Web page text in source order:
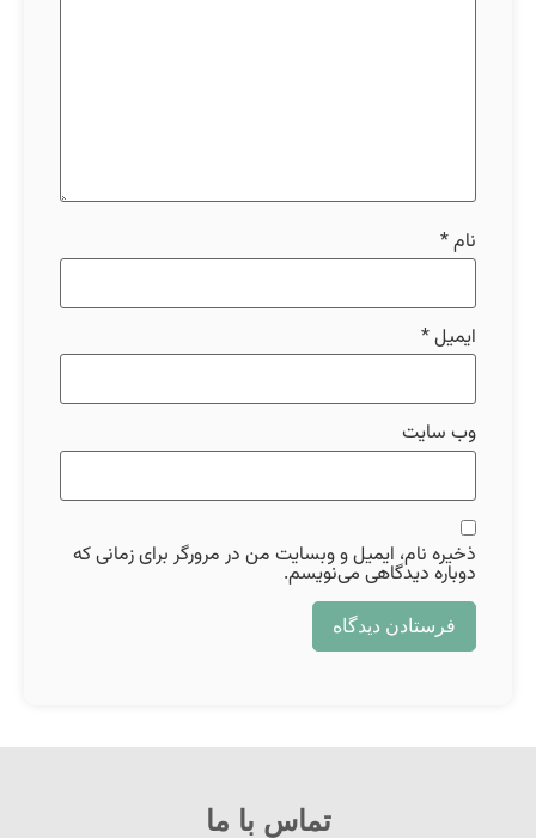
نام*
ایمیل*
وب‌ سایت
ذخیره نام، ایمیل و وبسایت من در مرورگر برای زمانی که
دوباره دیدگاهی می‌نویسم.
تماس با ما